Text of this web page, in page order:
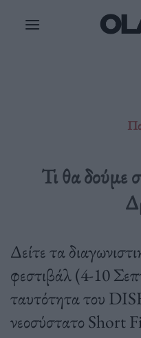
Τι θα δούμε
Δείτε τα
φεστιβάλ (4-10
ταυτότητα του
νεοσύστατο Short